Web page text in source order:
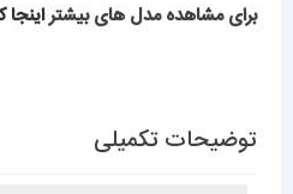
برای مشاهده مدل های بیشتر
توضیحات تکمیلی